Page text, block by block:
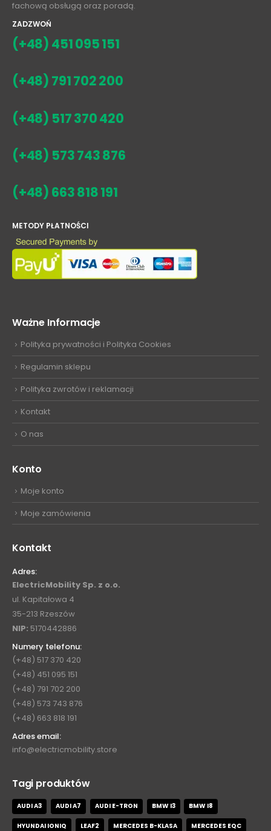
fachową obsługą oraz poradą.
ZADZWOŃ
(+48) 451 095 151
(+48) 791 702 200
(+48) 517 370 420
(+48) 573 743 876
(+48) 663 818 191
METODY PŁATNOŚCI
Ważne Informacje
Polityka prywatności i Polityka Cookies
Regulamin sklepu
Polityka zwrotów i reklamacji
Kontakt
O nas
Konto
Moje konto
Moje zamówienia
Kontakt
Adres:
ElectricMobility Sp. z o.o.
ul. Kapitałowa 4
35-213 Rzeszów
NIP: 5170442886
Numery telefonu:
(+48) 517 370 420
(+48) 451 095 151
(+48) 791 702 200
(+48) 573 743 876
(+48) 663 818 191
Adres email:
info@electricmobility.store
Tagi produktów
AUDI A3 AUDI A7 AUDI E-TRON BMW I3 BMW I8
HYUNDAI IONIQ LEAF2 MERCEDES B-KLASA MERCEDES EQC